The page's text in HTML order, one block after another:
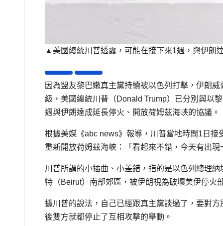
▲美國總統川普透露，可能在接下來1週，與伊朗
因為盟友黎巴嫩真主黨持續被以色列打擊，伊朗
級，美國總統川普（Donald Trump）已分別與以
週與伊朗達成延長停火、開放荷姆茲海峽的協議。
根據美媒《abc news》報導，川普當地時間1日
重新開放荷姆茲海峽：「看起來不錯，今天有出
川普所謂的小插曲、小差錯，指的是以色列總理
特（Beirut）南部郊區，被伊朗視為破壞美伊停火
據川普的說法，自己已經跟真主黨談過了，要對
後雙方就都停止了互相攻擊的舉動。